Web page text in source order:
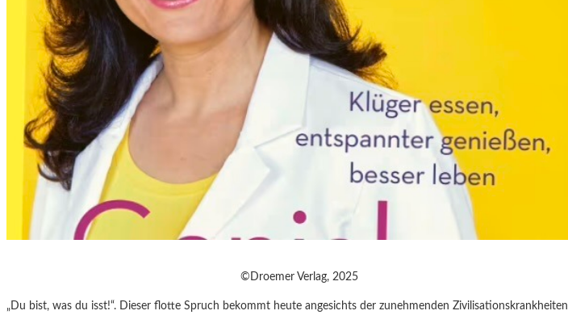
©Droemer Verlag, 2025
„Du bist, was du isst!“. Dieser flotte Spruch bekommt heute angesichts der zunehmenden Zivilisationskrankheiten